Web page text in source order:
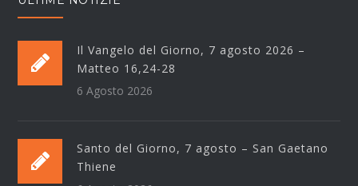
Il Vangelo del Giorno, 7 agosto 2026 –
Matteo 16,24-28
6 Agosto 2026
Santo del Giorno, 7 agosto – San Gaetano
Thiene